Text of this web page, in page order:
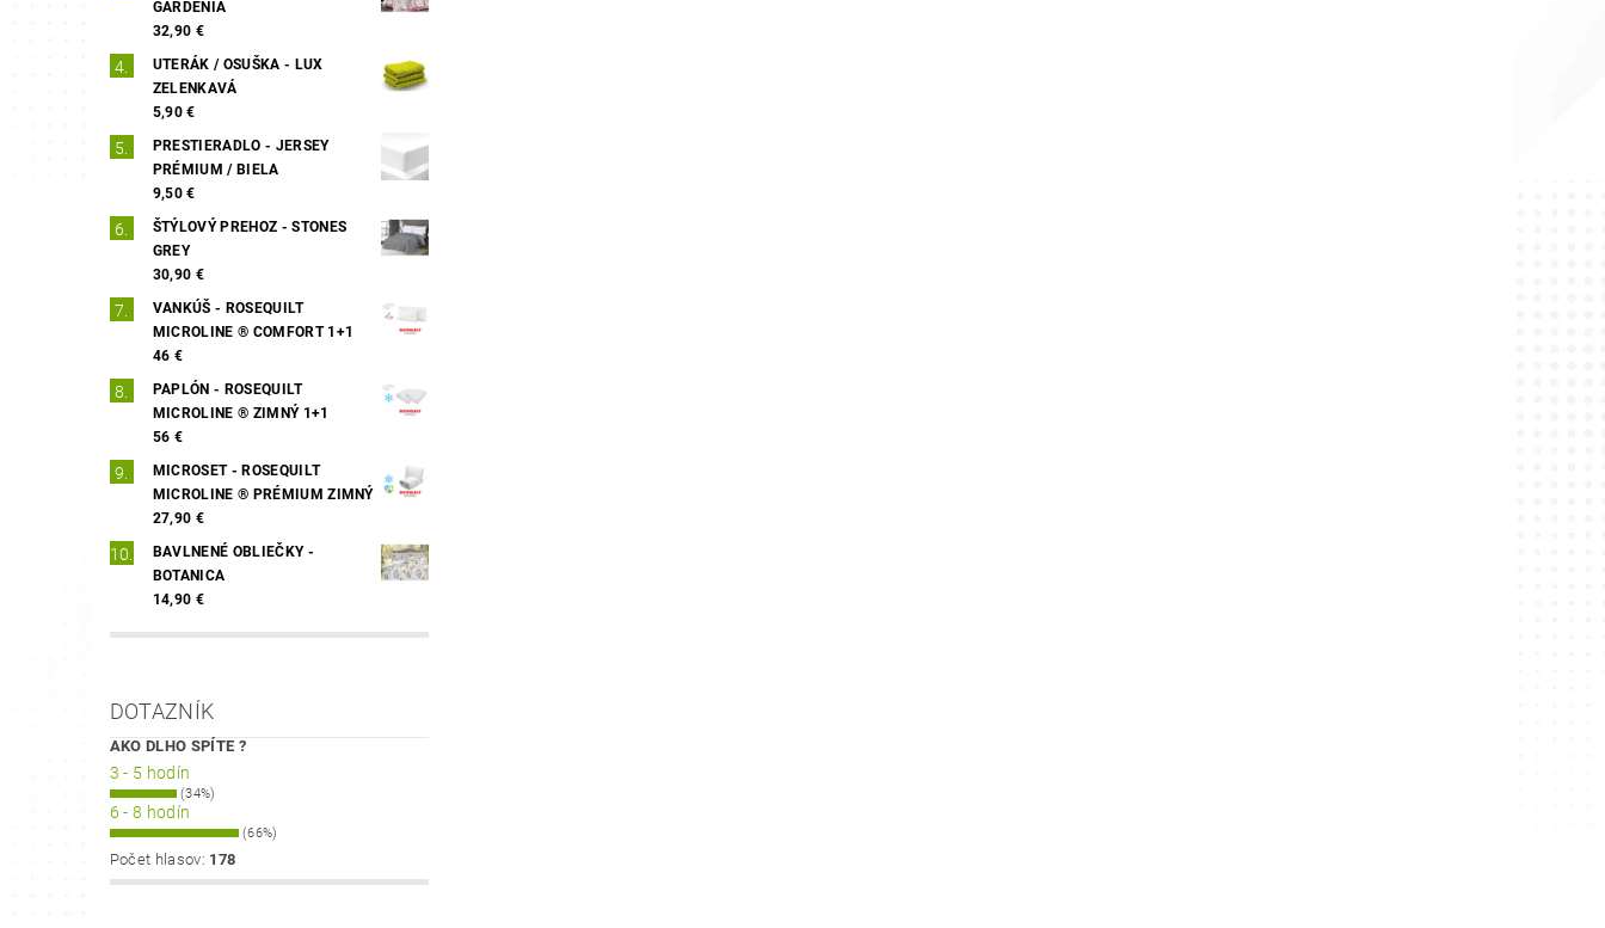
GARDENIA
32,90 €
UTERÁK / OSUŠKA - LUX
ZELENKAVÁ
5,90 €
PRESTIERADLO - JERSEY
PRÉMIUM / BIELA
9,50 €
ŠTÝLOVÝ PREHOZ - STONES
GREY
30,90 €
VANKÚŠ - ROSEQUILT
MICROLINE ® COMFORT 1+1
46 €
PAPLÓN - ROSEQUILT
MICROLINE ® ZIMNÝ 1+1
56 €
MICROSET - ROSEQUILT
MICROLINE ® PRÉMIUM ZIMNÝ
27,90 €
BAVLNENÉ OBLIEČKY -
BOTANICA
14,90 €
DOTAZNÍK
AKO DLHO SPÍTE ?
3 - 5 hodín
(34%)
6 - 8 hodín
(66%)
Počet hlasov: 178